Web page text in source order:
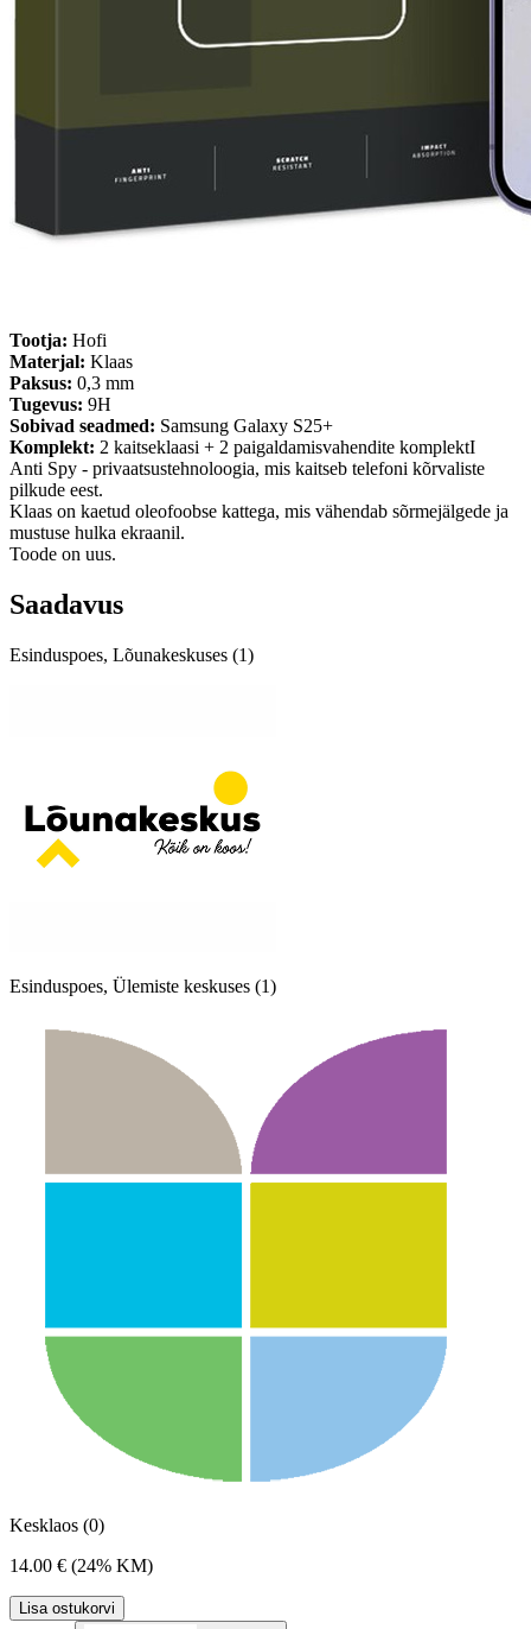
Tootja: Hofi
Materjal: Klaas
Paksus: 0,3 mm
Tugevus: 9H
Sobivad seadmed: Samsung Galaxy S25+
Komplekt: 2 kaitseklaasi + 2 paigaldamisvahendite komplektI
Anti Spy - privaatsustehnoloogia, mis kaitseb telefoni kõrvaliste
pilkude eest.
Klaas on kaetud oleofoobse kattega, mis vähendab sõrmejälgede ja
mustuse hulka ekraanil.
Toode on uus.
Saadavus
Esinduspoes, Lõunakeskuses (1)
Esinduspoes, Ülemiste keskuses (1)
Kesklaos (0)
14.00 € (24% KM)
Lisa ostukorvi